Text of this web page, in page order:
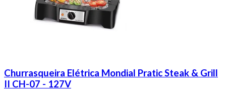
Churrasqueira Elétrica Mondial Pratic Steak & Grill
II CH-07 - 127V